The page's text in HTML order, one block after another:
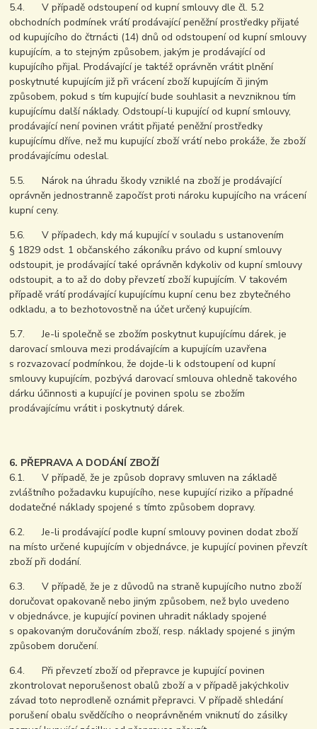
5.4. V případě odstoupení od kupní smlouvy dle čl. 5.2
obchodních podmínek vrátí prodávající peněžní prostředky přijaté
od kupujícího do čtrnácti (14) dnů od odstoupení od kupní smlouvy
kupujícím, a to stejným způsobem, jakým je prodávající od
kupujícího přijal. Prodávající je taktéž oprávněn vrátit plnění
poskytnuté kupujícím již při vrácení zboží kupujícím či jiným
způsobem, pokud s tím kupující bude souhlasit a nevzniknou tím
kupujícímu další náklady. Odstoupí-li kupující od kupní smlouvy,
prodávající není povinen vrátit přijaté peněžní prostředky
kupujícímu dříve, než mu kupující zboží vrátí nebo prokáže, že zboží
prodávajícímu odeslal.
5.5. Nárok na úhradu škody vzniklé na zboží je prodávající
oprávněn jednostranně započíst proti nároku kupujícího na vrácení
kupní ceny.
5.6. V případech, kdy má kupující v souladu s ustanovením
§ 1829 odst. 1 občanského zákoníku právo od kupní smlouvy
odstoupit, je prodávající také oprávněn kdykoliv od kupní smlouvy
odstoupit, a to až do doby převzetí zboží kupujícím. V takovém
případě vrátí prodávající kupujícímu kupní cenu bez zbytečného
odkladu, a to bezhotovostně na účet určený kupujícím.
5.7. Je-li společně se zbožím poskytnut kupujícímu dárek, je
darovací smlouva mezi prodávajícím a kupujícím uzavřena
s rozvazovací podmínkou, že dojde-li k odstoupení od kupní
smlouvy kupujícím, pozbývá darovací smlouva ohledně takového
dárku účinnosti a kupující je povinen spolu se zbožím
prodávajícímu vrátit i poskytnutý dárek.
6. PŘEPRAVA A DODÁNÍ ZBOŽÍ
6.1. V případě, že je způsob dopravy smluven na základě
zvláštního požadavku kupujícího, nese kupující riziko a případné
dodatečné náklady spojené s tímto způsobem dopravy.
6.2. Je-li prodávající podle kupní smlouvy povinen dodat zboží
na místo určené kupujícím v objednávce, je kupující povinen převzít
zboží při dodání.
6.3. V případě, že je z důvodů na straně kupujícího nutno zboží
doručovat opakovaně nebo jiným způsobem, než bylo uvedeno
v objednávce, je kupující povinen uhradit náklady spojené
s opakovaným doručováním zboží, resp. náklady spojené s jiným
způsobem doručení.
6.4. Při převzetí zboží od přepravce je kupující povinen
zkontrolovat neporušenost obalů zboží a v případě jakýchkoliv
závad toto neprodleně oznámit přepravci. V případě shledání
porušení obalu svědčícího o neoprávněném vniknutí do zásilky